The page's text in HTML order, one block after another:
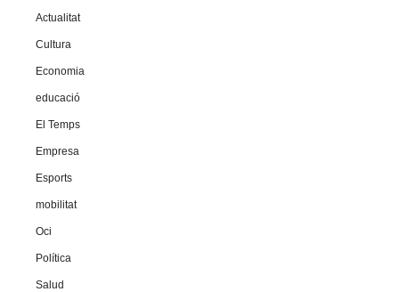
Actualitat
Cultura
Economia
educació
El Temps
Empresa
Esports
mobilitat
Oci
Política
Salud